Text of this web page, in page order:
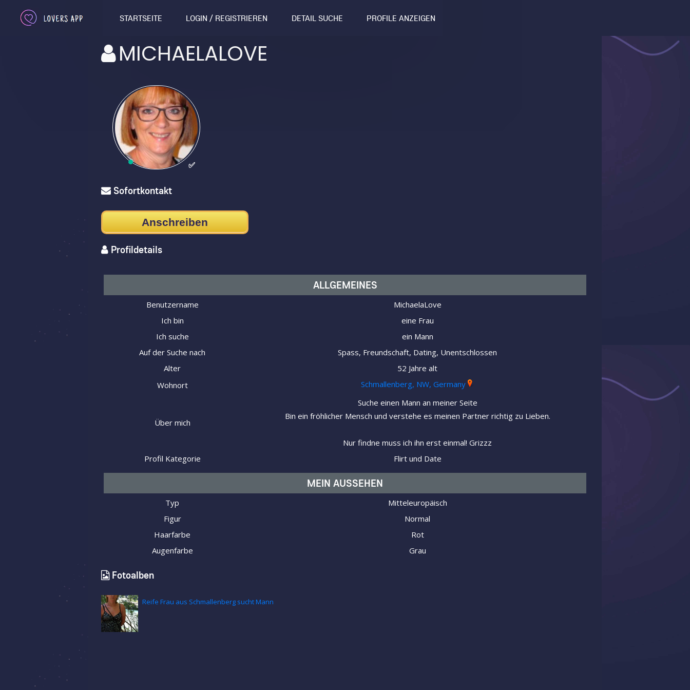
STARTSEITE LOGIN / REGISTRIEREN DETAIL SUCHE PROFILE ANZEIGEN
MICHAELALOVE
✅
Sofortkontakt
Anschreiben
Profildetails
ALLGEMEINES
Benutzername
MichaelaLove
Ich bin
eine Frau
Ich suche
ein Mann
Auf der Suche nach
Spass, Freundschaft, Dating, Unentschlossen
Alter
52 Jahre alt
Wohnort
Schmallenberg, NW, Germany
Über mich
Suche einen Mann an meiner Seite
Bin ein fröhlicher Mensch und verstehe es meinen Partner richtig zu Lieben.
Nur findne muss ich ihn erst einmal! Grizzz
Profil Kategorie
Flirt und Date
MEIN AUSSEHEN
Typ
Mitteleuropäisch
Figur
Normal
Haarfarbe
Rot
Augenfarbe
Grau
Fotoalben
Reife Frau aus Schmallenberg sucht Mann